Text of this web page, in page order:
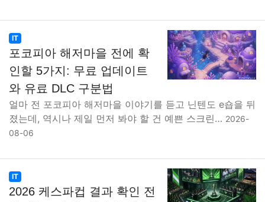
IT
포코피아 해저마을 전에 확
인할 5가지: 무료 업데이트
와 유료 DLC 구분법
얼마 전 포코피아 해저마을 이야기를 듣고 닌텐도 e숍을 뒤
졌는데, 역시나 제일 먼저 봐야 할 건 예쁜 스크린… 2026-
08-06
IT
2026 케스파컵 결과 확인 전